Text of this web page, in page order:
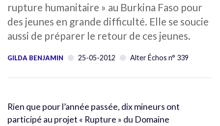
rupture humanitaire » au Burkina Faso pour
des jeunes en grande difficulté. Elle se soucie
aussi de préparer le retour de ces jeunes.
GILDA BENJAMIN 25-05-2012 Alter Échos n° 339
Rien que pour l’année passée, dix mineurs ont
participé au projet « Rupture » du Domaine